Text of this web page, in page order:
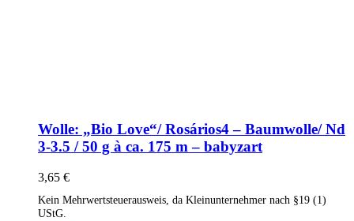
Wolle: „Bio Love“/ Rosários4 – Baumwolle/ Nd
3-3.5 / 50 g à ca. 175 m – babyzart
3,65 €
Kein Mehrwertsteuerausweis, da Kleinunternehmer nach §19 (1)
UStG.